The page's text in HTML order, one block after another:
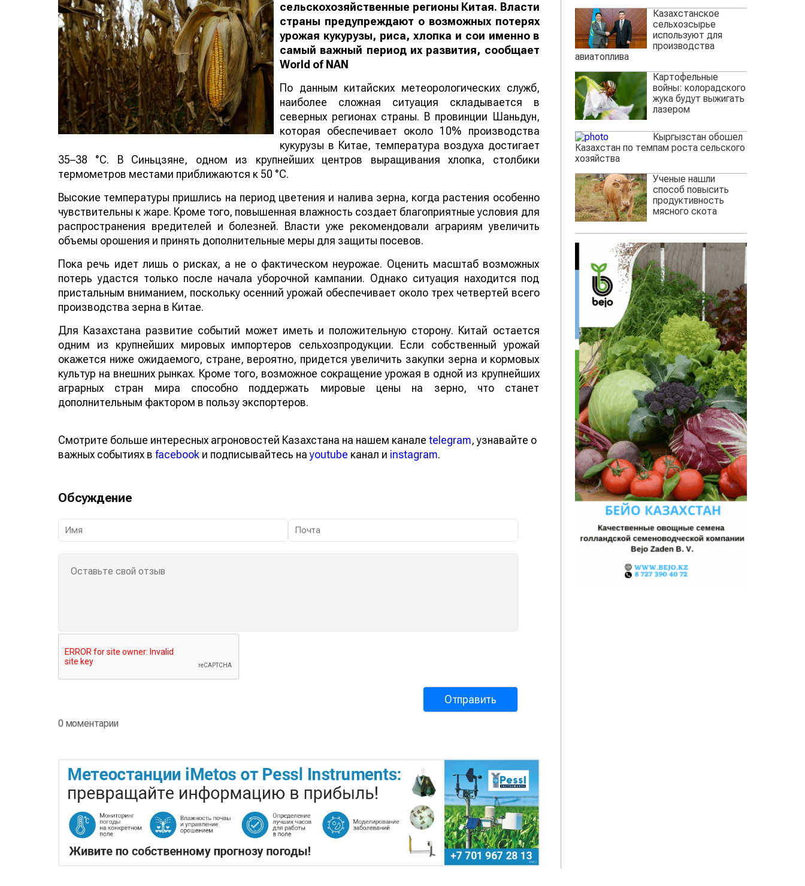
сельскохозяйственные регионы Китая. Власти
страны предупреждают о возможных потерях
урожая кукурузы, риса, хлопка и сои именно в
самый важный период их развития, сообщает
World of NAN
По данным китайских метеорологических служб,
наиболее сложная ситуация складывается в
северных регионах страны. В провинции Шаньдун,
которая обеспечивает около 10% производства
кукурузы в Китае, температура воздуха достигает
35–38 °C. В Синьцзяне, одном из крупнейших центров выращивания хлопка, столбики
термометров местами приближаются к 50 °C.
Высокие температуры пришлись на период цветения и налива зерна, когда растения особенно
чувствительны к жаре. Кроме того, повышенная влажность создает благоприятные условия для
распространения вредителей и болезней. Власти уже рекомендовали аграриям увеличить
объемы орошения и принять дополнительные меры для защиты посевов.
Пока речь идет лишь о рисках, а не о фактическом неурожае. Оценить масштаб возможных
потерь удастся только после начала уборочной кампании. Однако ситуация находится под
пристальным вниманием, поскольку осенний урожай обеспечивает около трех четвертей всего
производства зерна в Китае.
Для Казахстана развитие событий может иметь и положительную сторону. Китай остается
одним из крупнейших мировых импортеров сельхозпродукции. Если собственный урожай
окажется ниже ожидаемого, стране, вероятно, придется увеличить закупки зерна и кормовых
культур на внешних рынках. Кроме того, возможное сокращение урожая в одной из крупнейших
аграрных стран мира способно поддержать мировые цены на зерно, что станет
дополнительным фактором в пользу экспортеров.
Смотрите больше интересных агроновостей Казахстана на нашем канале telegram, узнавайте о
важных событиях в facebook и подписывайтесь наyoutube канал и instagram.
Обсуждение
0 моментарии
Казахстанское
сельхозсырье
используют для
производства
авиатоплива
Картофельные
войны: колорадского
жука будут выжигать
лазером
Кыргызстан обошел
Казахстан по темпам роста сельского
хозяйства
Ученые нашли
способ повысить
продуктивность
мясного скота